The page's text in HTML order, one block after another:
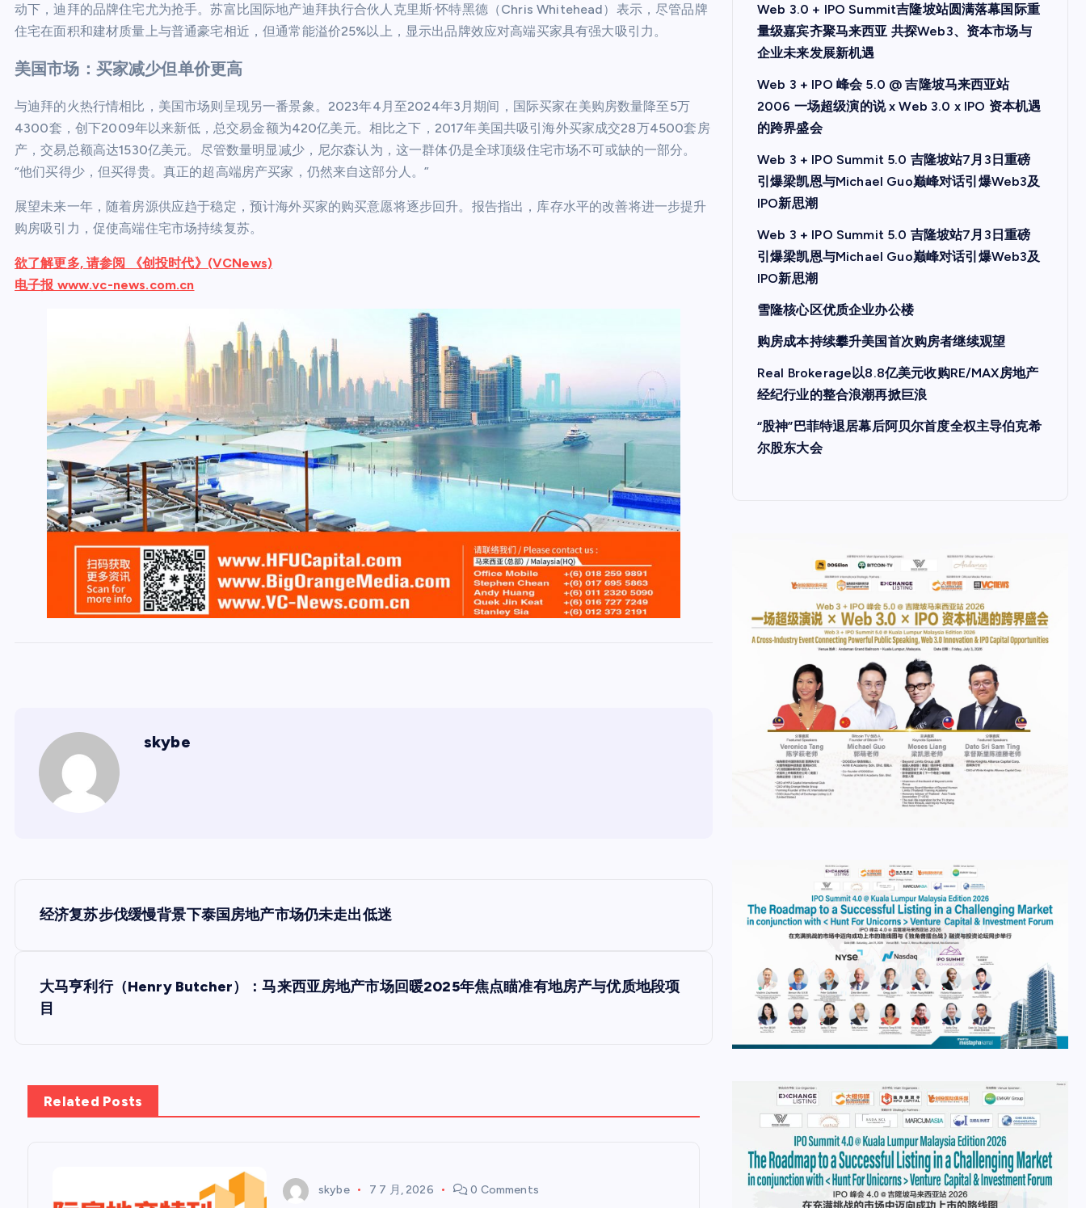
动下，迪拜的品牌住宅尤为抢手。苏富比国际地产迪拜执行合伙人克里斯·怀特黑德（Chris Whitehead）表示，尽管品牌
住宅在面积和建材质量上与普通豪宅相近，但通常能溢价25%以上，显示出品牌效应对高端买家具有强大吸引力。
美国市场：买家减少但单价更高
与迪拜的火热行情相比，美国市场则呈现另一番景象。2023年4月至2024年3月期间，国际买家在美购房数量降至5万
4300套，创下2009年以来新低，总交易金额为420亿美元。相比之下，2017年美国共吸引海外买家成交28万4500套房
产，交易总额高达1530亿美元。尽管数量明显减少，尼尔森认为，这一群体仍是全球顶级住宅市场不可或缺的一部分。
“他们买得少，但买得贵。真正的超高端房产买家，仍然来自这部分人。”
展望未来一年，随着房源供应趋于稳定，预计海外买家的购买意愿将逐步回升。报告指出，库存水平的改善将进一步提升
购房吸引力，促使高端住宅市场持续复苏。
欲了解更多, 请参阅 《创投时代》(VCNews)
电子报 www.vc-news.com.cn
skybe
文
导
经济复苏步伐缓慢背景下泰国房地产市场仍未走出低迷
大马亨利行（Henry Butcher）：马来西亚房地产市场回暖2025年焦点瞄准有地房产与优质地段项
目
Related Posts
skybe 7 7 月, 2026 0 Comments
Web 3.0 + IPO Summit吉隆坡站圆满落幕国际重
量级嘉宾齐聚马来西亚 共探Web3、资本市场与
企业未来发展新机遇
Web 3 + IPO 峰会 5.0 @ 吉隆坡马来西亚站
2006 一场超级演的说 x Web 3.0 x IPO 资本机遇
的跨界盛会
Web 3 + IPO Summit 5.0 吉隆坡站7月3日重磅
引爆梁凯恩与Michael Guo巅峰对话引爆Web3及
IPO新思潮
Web 3 + IPO Summit 5.0 吉隆坡站7月3日重磅
引爆梁凯恩与Michael Guo巅峰对话引爆Web3及
IPO新思潮
雪隆核心区优质企业办公楼
购房成本持续攀升美国首次购房者继续观望
Real Brokerage以8.8亿美元收购RE/MAX房地产
经纪行业的整合浪潮再掀巨浪
“股神”巴菲特退居幕后阿贝尔首度全权主导伯克希
尔股东大会